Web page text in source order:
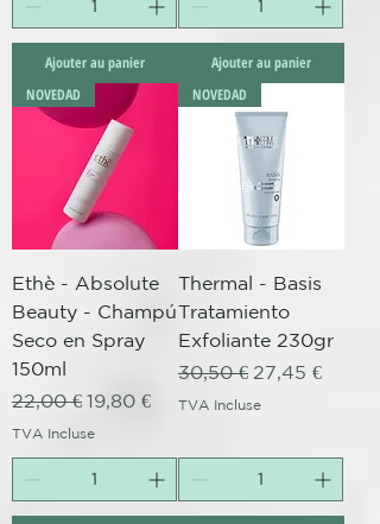
Ajouter au panier
Ajouter au panier
NOVEDAD
Ethè - Absolute
Beauty - Champú
Seco en Spray
150ml
Prix original
22,00 € Prix promotionnel
19,80 €
TVA Incluse
NOVEDAD
Thermal - Basis
Tratamiento
Exfoliante 230gr
Prix original
30,50 € Prix
27,45 €
TVA Incluse